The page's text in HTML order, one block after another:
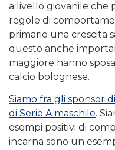
a livello giovanile che
regole di
primario una crescita
questo anche
maggiore hanno
calcio bolognese.
Siamo fra gli sponsor
di Serie A maschile.
esempi positivi di
incarna sono un